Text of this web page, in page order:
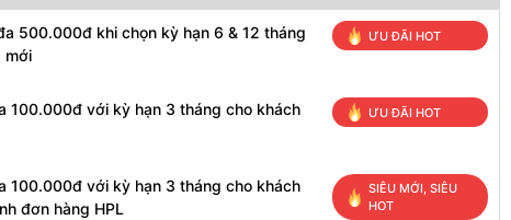
500.000đ khi chọn kỳ hạn 6 & 12 tháng
mới
ƯU ĐÃI HOT
100.000đ với kỳ hạn 3 tháng cho khách
ƯU ĐÃI HOT
100.000đ với kỳ hạn 3 tháng cho khách
đơn hàng HPL
SIÊU MỚI, SIÊU
HOT